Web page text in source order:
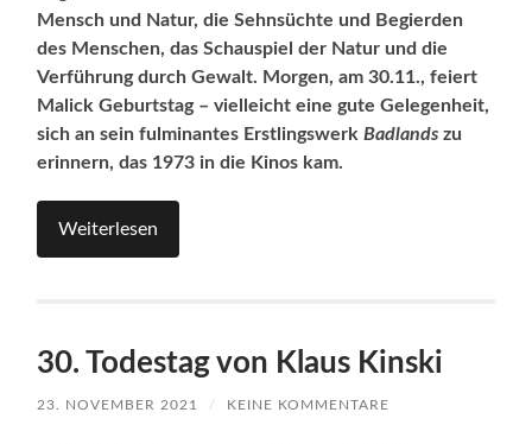
Mensch und Natur, die Sehnsüchte und Begierden
des Menschen, das Schauspiel der Natur und die
Verführung durch Gewalt. Morgen, am 30.11., feiert
Malick Geburtstag – vielleicht eine gute Gelegenheit,
sich an sein fulminantes ErstlingswerkBadlands zu
erinnern, das 1973 in die Kinos kam.
Weiterlesen
30. Todestag von Klaus Kinski
23. NOVEMBER 2021 / KEINE KOMMENTARE